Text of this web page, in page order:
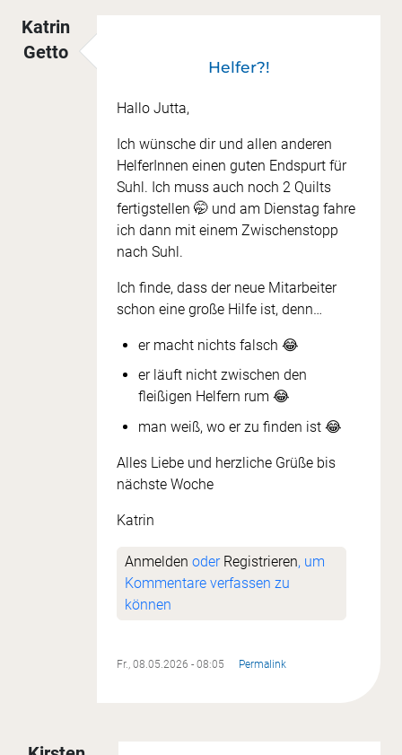
Katrin
Getto
Helfer?!
Hallo Jutta,
Ich wünsche dir und allen anderen
HelferInnen einen guten Endspurt für
Suhl. Ich muss auch noch 2 Quilts
fertigstellen 🤭 und am Dienstag fahre
ich dann mit einem Zwischenstopp
nach Suhl.
Ich finde, dass der neue Mitarbeiter
schon eine große Hilfe ist, denn…
er macht nichts falsch 😂
er läuft nicht zwischen den
fleißigen Helfern rum 😂
man weiß, wo er zu finden ist 😂
Alles Liebe und herzliche Grüße bis
nächste Woche
Katrin
Anmelden oder Registrieren, um
Kommentare verfassen zu
können
Fr., 08.05.2026 - 08:05 Permalink